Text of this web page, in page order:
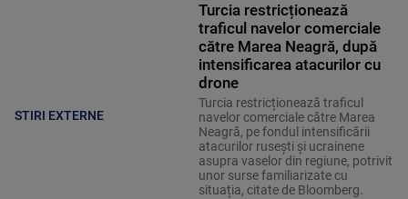
STIRI EXTERNE
Turcia restricționează
traficul navelor comerciale
către Marea Neagră, după
intensificarea atacurilor cu
drone
Turcia restricționează traficul
navelor comerciale către Marea
Neagră, pe fondul intensificării
atacurilor rusești și ucrainene
asupra vaselor din regiune, potrivit
unor surse familiarizate cu
situația, citate de Bloomberg.